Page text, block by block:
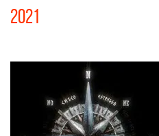
2021